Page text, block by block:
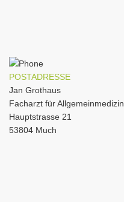
POSTADRESSE
Jan Grothaus
Facharzt für Allgemeinmedizin
Hauptstrasse 21
53804 Much